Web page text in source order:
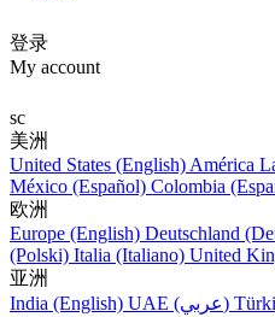
登录
My account
sc
美洲
United States (English) América
México (Español) Colombia
欧洲
Europe (English) Deutschland
(Polski) Italia (Italiano) United
亚洲
India (English)
UAE (عربي)